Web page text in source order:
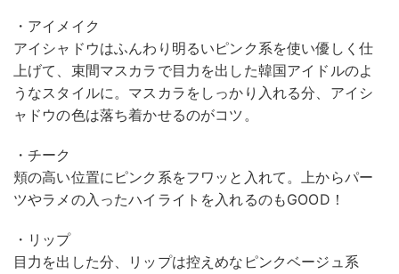
・アイメイク
アイシャドウはふんわり明るいピンク系を使い優しく仕
上げて、束間マスカラで目力を出した韓国アイドルのよ
うなスタイルに。マスカラをしっかり入れる分、アイシ
ャドウの色は落ち着かせるのがコツ。
・チーク
頬の高い位置にピンク系をフワッと入れて。上からパー
ツやラメの入ったハイライトを入れるのもGOOD！
・リップ
目力を出した分、リップは控えめなピンクベージュ系